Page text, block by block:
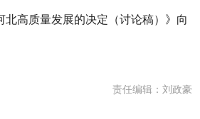
北高质量发展的决定（讨论稿）》向
责任编辑：刘政豪